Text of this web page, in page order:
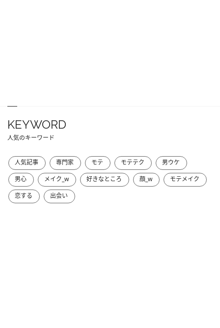
KEYWORD
人気のキーワード
人気記事 専門家 モテ モテテク
男ウケ
男心
メイク_w 好きなところ 顔_w
モテメイク
恋する
出会い